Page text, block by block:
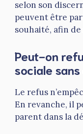
selon son
peuvent être
souhaité, afin
Peut-on
sociale
Le refus
En revanche, il
parent dans la